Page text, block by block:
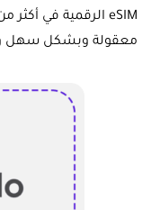
معقولة وبشكل سهل